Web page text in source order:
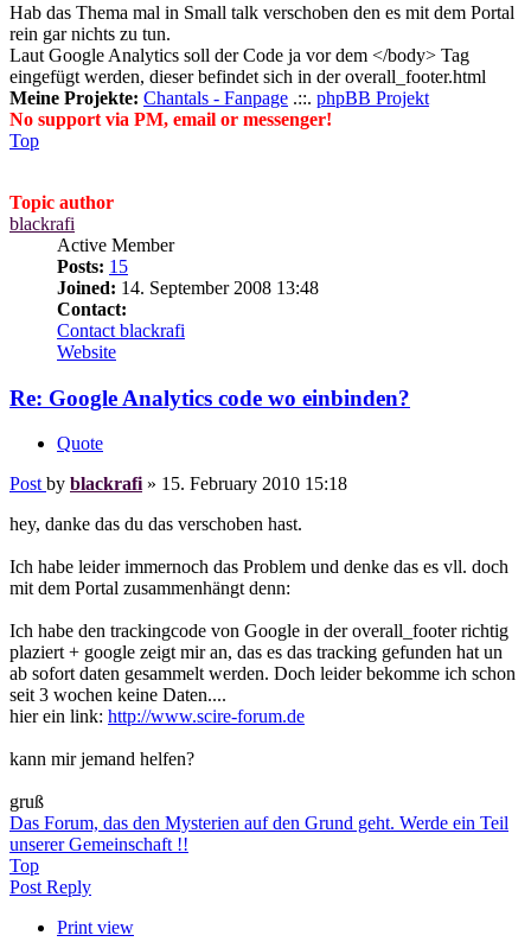
Hab das Thema mal in Small talk verschoben den es mit dem Portal
rein gar nichts zu tun.
Laut Google Analytics soll der Code ja vor dem </body> Tag
eingefügt werden, dieser befindet sich in der overall_footer.html
Meine Projekte: Chantals - Fanpage .::. phpBB Projekt
No support via PM, email or messenger!
Top
Topic author
blackrafi
Active Member
Posts: 15
Joined: 14. September 2008 13:48
Contact:
Contact blackrafi
Website
Re: Google Analytics code wo einbinden?
Quote
Post by blackrafi » 15. February 2010 15:18
hey, danke das du das verschoben hast.
Ich habe leider immernoch das Problem und denke das es vll. doch
mit dem Portal zusammenhängt denn:
Ich habe den trackingcode von Google in der overall_footer richtig
plaziert + google zeigt mir an, das es das tracking gefunden hat un
ab sofort daten gesammelt werden. Doch leider bekomme ich schon
seit 3 wochen keine Daten....
hier ein link: http://www.scire-forum.de
kann mir jemand helfen?
gruß
Das Forum, das den Mysterien auf den Grund geht. Werde ein Teil
unserer Gemeinschaft !!
Top
Post Reply
Print view